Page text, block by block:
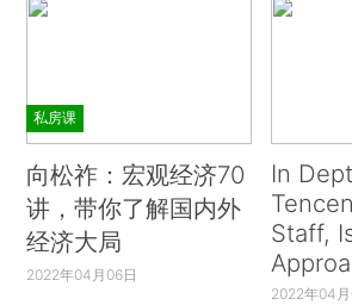
私房课
向松祚：宏观经济70
讲，带你了解国内外
经济大局
2022年04月06日
In
Staff,
2022年04月